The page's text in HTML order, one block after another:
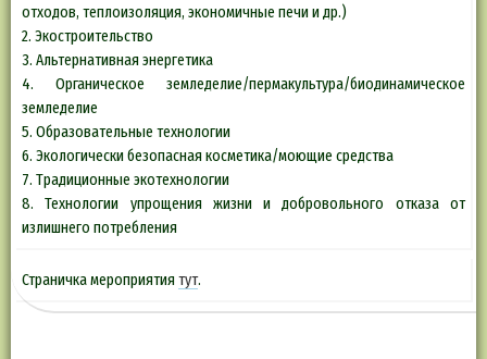
отходов, теплоизоляция, экономичные печи и др.)
2. Экостроительство
3. Альтернативная энергетика
4. Органическое земледелие/пермакультура/биодинамическое
земледелие
5. Образовательные технологии
6. Экологически безопасная косметика/моющие средства
7. Традиционные экотехнологии
8. Технологии упрощения жизни и добровольного отказа от
излишнего потребления
Страничка мероприятиятут.